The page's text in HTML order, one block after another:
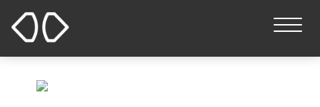
HOME